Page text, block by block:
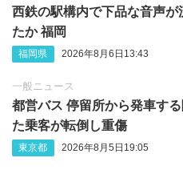
西鉄の駅構内で下品な音声
たか 福岡
福岡県 2026年8月6日13:43
一般ニュース
都営バス 停留所から発車す
た乗客が転倒し重傷
東京都 2026年8月5日19:05